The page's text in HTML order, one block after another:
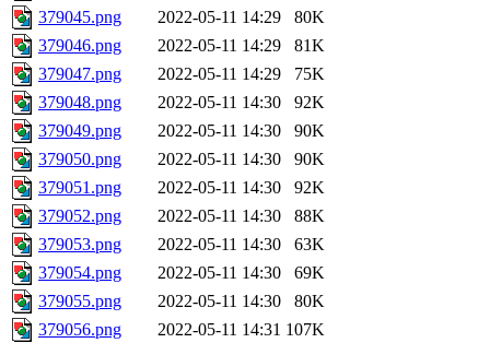
379045.png
2022-05-11 14:29
80K
379046.png
2022-05-11 14:29
81K
379047.png
2022-05-11 14:29
75K
379048.png
2022-05-11 14:30
92K
379049.png
2022-05-11 14:30
90K
379050.png
2022-05-11 14:30
90K
379051.png
2022-05-11 14:30
92K
379052.png
2022-05-11 14:30
88K
379053.png
2022-05-11 14:30
63K
379054.png
2022-05-11 14:30
69K
379055.png
2022-05-11 14:30
80K
379056.png
2022-05-11 14:31 107K